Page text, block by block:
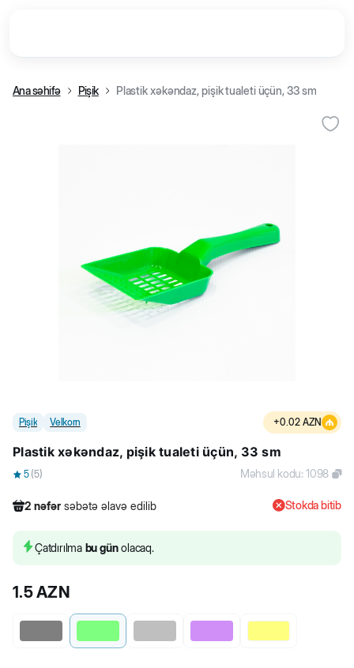
Ana səhifə Pişik Plastik xəkəndaz, pişik tualeti üçün, 33 sm
Pişik Velkorn +0.02 AZN
Plastik xəkəndaz, pişik tualeti üçün, 33 sm
5 (5) Məhsul kodu:1098
2 nəfər səbətə əlavə edilib
46 nəfər məhsulu alıb
Stokda bitib
Çatdırılma bu günolacaq.
1.5AZN